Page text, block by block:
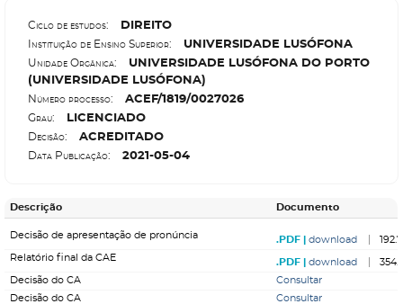
Ciclo de estudos: D IREITO
Instituição de Ensino Superior: U NIVERSIDADE LUSÓFONA
Unidade Orgânica: U NIVERSIDADE LUSÓFONA DO PORTO
(UNIVERSIDADE LUSÓFONA)
Número processo: ACEF/1819/0027026
Grau: L ICENCIADO
Decisão: ACREDITADO
Data Publicação: 2021-05-04
Descrição Documento
Decisão de apresentação de pronúncia download
Relatório final da CAE
download
Decisão do CA
Consultar
Decisão do CA
Consultar